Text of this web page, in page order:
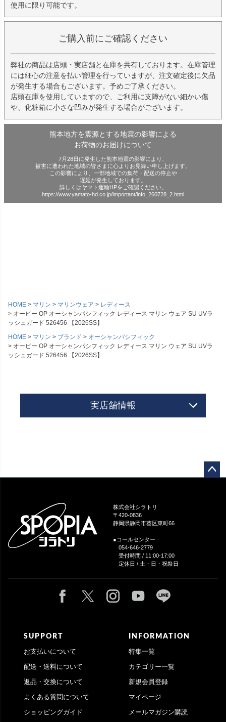
使用に限り可能です。
ご購入前にご確認ください
弊社の商品は店頭・実店舗と在庫を共有しております。在庫管理
には細心の注意を払い管理を行っていますが、注文確定後に欠品
が発生する場合もございます。予めご了承ください。
店頭在庫を使用していますので、ご利用に支障がない細かい傷
や、化粧箱に小さな凹みが発生する場合がございます。
熊本地方を震源とする地震の影響による
お荷物のお届けについて
7月28日に発生した熊本地震の影響により、
被害に遭われた地域の皆さまに心よりお見舞い申し上げます。
この影響により、一部地域での集荷・配送の停止や
遅延が発生しております。
詳しくはヤマト運輸HPをご確認ください。
https://www.yamato-hd.co.jp/important/info_260728_2.html
HOME マリン マリンウェア
レディース
オーピー OP オーシャンパシフィック レディース マリン ウェア SU UVラ
ッシュガード 526456 【2026SS】
HOME
マリン ブランド
オーシャンパシフィック
オーピー OP オーシャンパシフィック レディース マリン ウェア SU UVラ
ッシュガード 526456 【2026SS】
実店舗情報
株式会社シラトリ
〒420-0836
静岡県静岡市葵区東町66
●コールセンター
054-646-2779
受付時間 / 11:00-17:00
定休日 / 土・日・祝祭日
SUPPORT
お支払いについて
配送・送料について
返品・交換について
よくある質問について
ショッピングガイド
INFORMATION
特集一覧
カテゴリー一覧
新規会員登録
マイページ
メールマガジン購読